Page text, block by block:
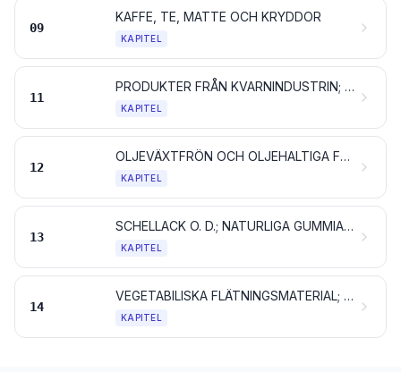
09
KAFFE, TE, MATTE OCH KRYDDOR
KAPITEL
11
PRODUKTER FRÅN KVARNINDUSTRIN; MALT; STÄRKELSE; INULIN; VETEGLUTEN
KAPITEL
12
OLJEVÄXTFRÖN OCH OLJEHALTIGA FRUKTER; DIVERSE ANDRA FRÖN OCH FRUKTER; VÄXTER FÖR INDUSTRIELLT ELLER MEDICINSKT BRUK; HALM OCH FODERVÄXTER
KAPITEL
13
SCHELLACK O. D.; NATURLIGA GUMMIARTER OCH HARTSER SAMT ANDRA VÄXTSAFTER OCH VÄXTEXTRAKTER
KAPITEL
14
VEGETABILISKA FLÄTNINGSMATERIAL; VEGETABILISKA PRODUKTER, INTE NÄMNDA ELLER INBEGRIPNA NÅGON ANNANSTANS
KAPITEL